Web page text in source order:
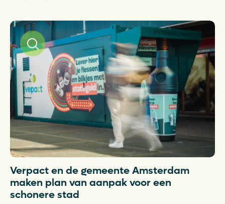
Verpact en de gemeente Amsterdam
maken plan van aanpak voor een
schonere stad